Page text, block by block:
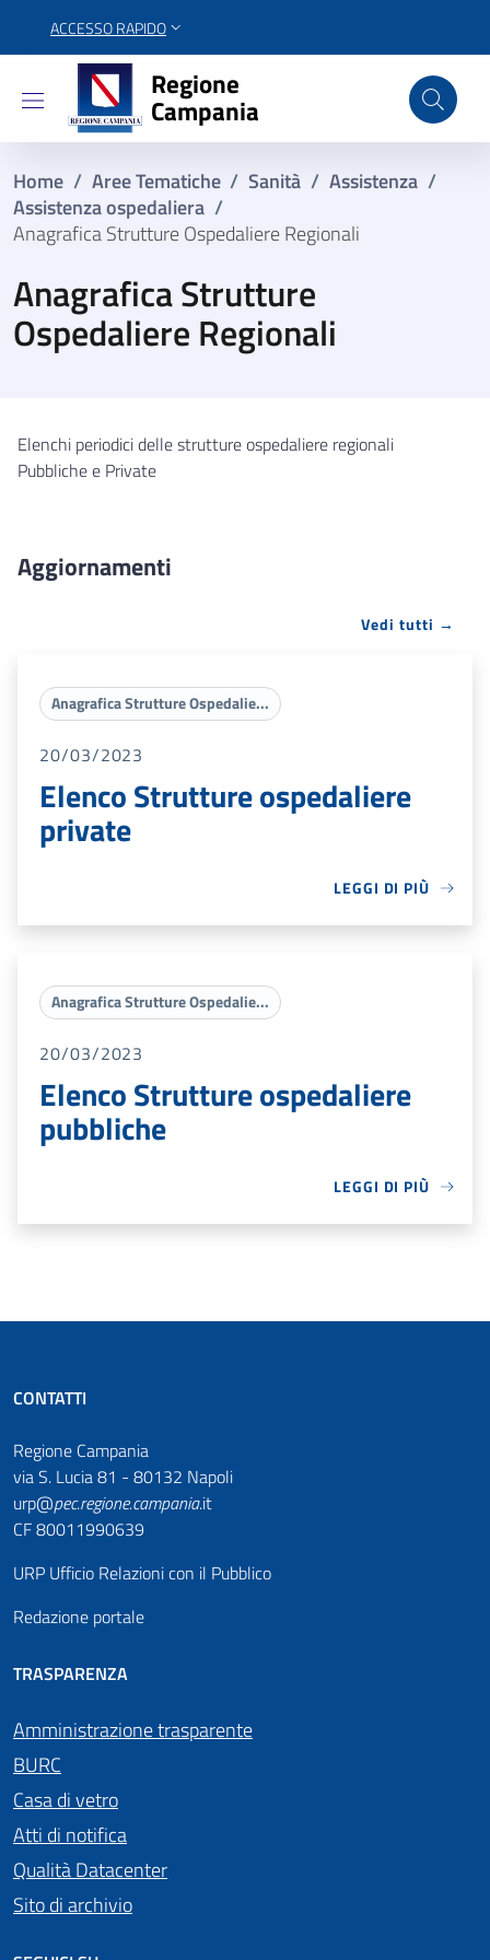
ACCESSO RAPIDO
Regione Campania
Regione
Campania
Home / Aree Tematiche / Sanità / Assistenza /
Assistenza ospedaliera /
Anagrafica Strutture Ospedaliere Regionali
Anagrafica Strutture
Ospedaliere Regionali
Elenchi periodici delle strutture ospedaliere regionali
Pubbliche e Private
Aggiornamenti
Vedi tutti →
Anagrafica Strutture Ospedalie...
20/03/2023
Elenco Strutture ospedaliere
private
LEGGI DI PIÙ
Anagrafica Strutture Ospedalie...
20/03/2023
Elenco Strutture ospedaliere
pubbliche
LEGGI DI PIÙ
CONTATTI
Regione Campania
via S. Lucia 81 - 80132 Napoli
urp@pec.regione.campania.it
CF 80011990639
URP Ufficio Relazioni con il Pubblico
Redazione portale
TRASPARENZA
Amministrazione trasparente
BURC
Casa di vetro
Atti di notifica
Qualità Datacenter
Sito di archivio